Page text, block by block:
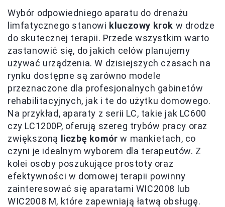
Wybór odpowiedniego aparatu do drenażu
limfatycznego stanowi kluczowy krok w drodze
do skutecznej terapii. Przede wszystkim warto
zastanowić się, do jakich celów planujemy
używać urządzenia. W dzisiejszych czasach na
rynku dostępne są zarówno modele
przeznaczone dla profesjonalnych gabinetów
rehabilitacyjnych, jak i te do użytku domowego.
Na przykład, aparaty z serii LC, takie jak LC600
czy LC1200P, oferują szereg trybów pracy oraz
zwiększoną
liczbę komór w mankietach, co
czyni je idealnym wyborem dla terapeutów. Z
kolei osoby poszukujące prostoty oraz
efektywności w domowej terapii powinny
zainteresować się aparatami WIC2008 lub
WIC2008 M, które zapewniają łatwą obsługę.